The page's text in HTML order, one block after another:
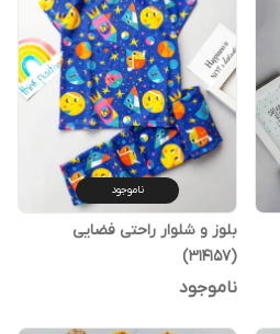
ناموجود
بلوز و شلوار راحتی فضایی
(314157)
ناموجود